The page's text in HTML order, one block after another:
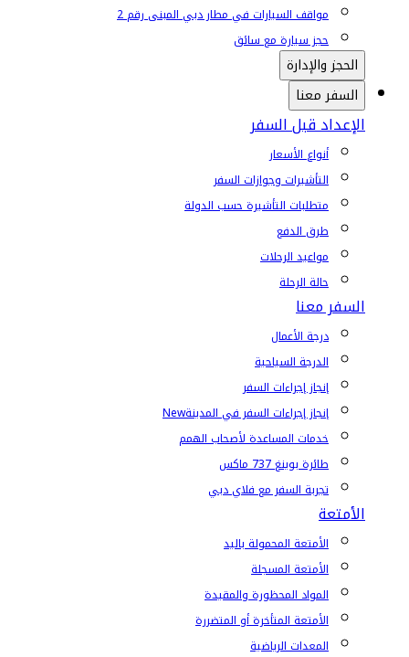
مواقف السيارات في مطار دبي المبنى رقم 2
حجز سيارة مع سائق
الحجز والإدارة
السفر معنا
الإعداد قبل السفر
أنواع الأسعار
التأشيرات وجوازات السفر
متطلبات التأشيرة حسب الدولة
طرق الدفع
مواعيد الرحلات
حالة الرحلة
السفر معنا
درجة الأعمال
الدرجة السياحية
إنجاز إجراءات السفر
إنجاز إجراءات السفر في المدينةNew
خدمات المساعدة لأصحاب الهمم
طائرة بوينغ 737 ماكس
تجربة السفر مع فلاي دبي
الأمتعة
الأمتعة المحمولة باليد
الأمتعة المسجلة
المواد المحظورة والمقيدة
الأمتعة المتأخرة أو المتضررة
المعدات الرياضية